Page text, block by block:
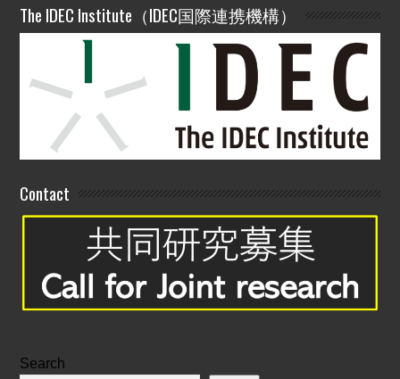
The IDEC Institute（IDEC国際連携機構）
Contact
Search